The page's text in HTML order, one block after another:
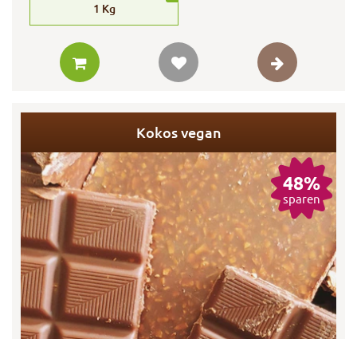
1 Kg
Kokos vegan
48%
sparen